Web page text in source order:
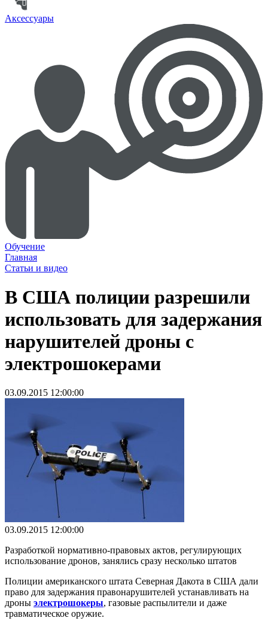
Аксессуары
Обучение
Главная
Статьи и видео
В США полиции разрешили
использовать для задержания
нарушителей дроны с
электрошокерами
03.09.2015 12:00:00
03.09.2015 12:00:00
Разработкой нормативно-правовых актов, регулирующих
использование дронов, занялись сразу несколько штатов
Полиции американского штата Северная Дакота в США дали
право для задержания правонарушителей устанавливать на
дроны электрошокеры, газовые распылители и даже
травматическое оружие.